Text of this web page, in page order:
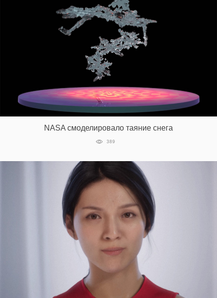
NASA смоделировало таяние снега
389